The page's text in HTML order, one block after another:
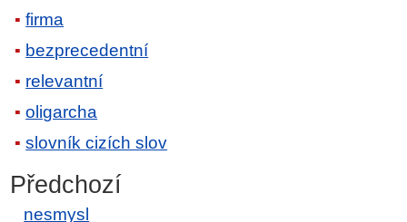
firma
bezprecedentní
relevantní
oligarcha
slovník cizích slov
Předchozí
nesmysl